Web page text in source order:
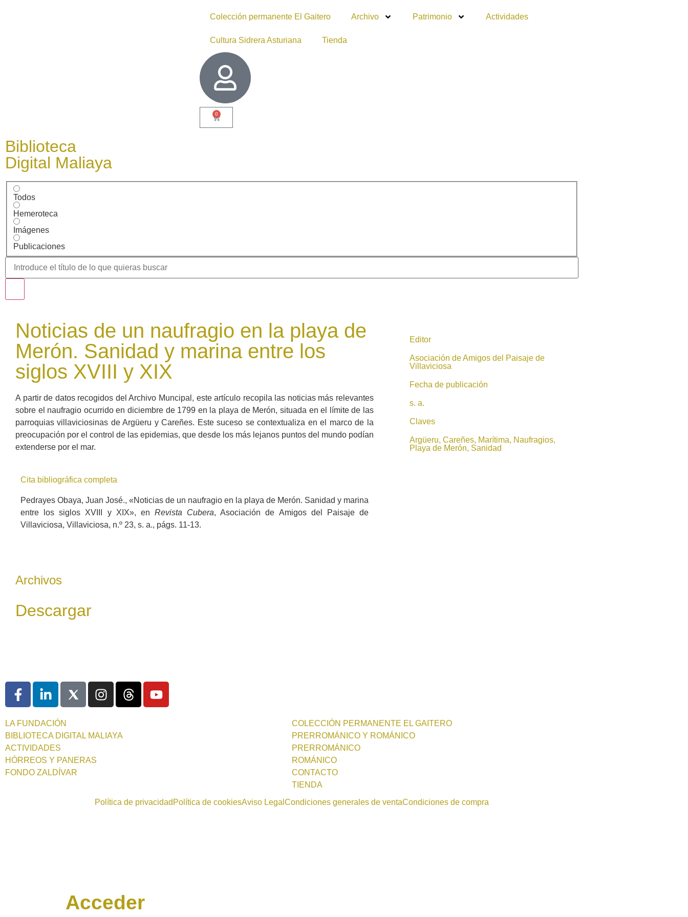
Colección permanente El Gaitero Archivo Patrimonio Actividades
Cultura Sidrera Asturiana Tienda
0
Biblioteca
Digital Maliaya
Todos
Hemeroteca
Imágenes
Publicaciones
Noticias de un naufragio en la playa de
Merón. Sanidad y marina entre los
siglos XVIII y XIX
A partir de datos recogidos del Archivo Muncipal, este artículo recopila las noticias más relevantes
sobre el naufragio ocurrido en diciembre de 1799 en la playa de Merón, situada en el límite de las
parroquias villaviciosinas de Argüeru y Careñes. Este suceso se contextualiza en el marco de la
preocupación por el control de las epidemias, que desde los más lejanos puntos del mundo podían
extenderse por el mar.
Cita bibliográfica completa
Pedrayes Obaya, Juan José., «Noticias de un naufragio en la playa de Merón. Sanidad y marina
entre los siglos XVIII y XIX», en Revista Cubera, Asociación de Amigos del Paisaje de
Villaviciosa, Villaviciosa, n.º 23, s. a., págs. 11-13.
Editor
Asociación de Amigos del Paisaje de
Villaviciosa
Fecha de publicación
s. a.
Claves
Argüeru, Careñes, Marítima, Naufragios,
Playa de Merón, Sanidad
Archivos
Descargar
LA FUNDACIÓN
BIBLIOTECA DIGITAL MALIAYA
ACTIVIDADES
HÓRREOS Y PANERAS
FONDO ZALDÍVAR
COLECCIÓN PERMANENTE EL GAITERO
PRERROMÁNICO Y ROMÁNICO
PRERROMÁNICO
ROMÁNICO
CONTACTO
TIENDA
Política de privacidad Política de cookiesAviso Legal Condiciones generales de ventaCondiciones de compra
Acceder